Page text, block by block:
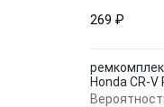
269 ₽
Honda CR-